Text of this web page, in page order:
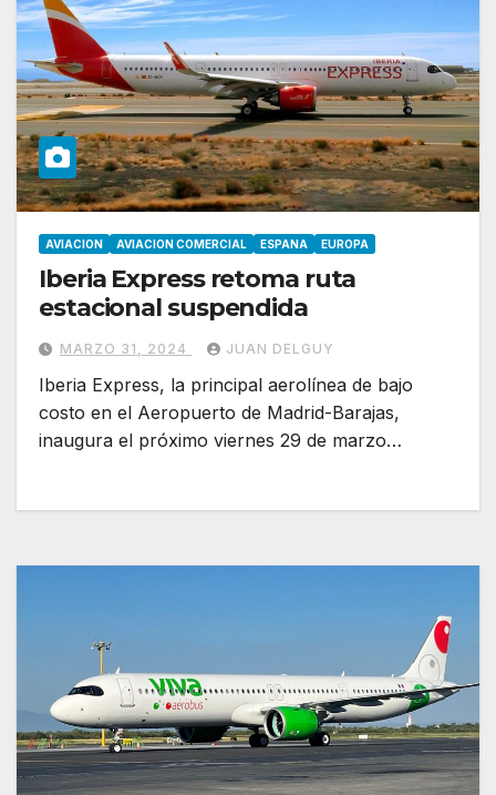
AVIACION AVIACION COMERCIAL ESPANA EUROPA
Iberia Express retoma ruta
estacional suspendida
MARZO 31, 2024 JUAN DELGUY
Iberia Express, la principal aerolínea de bajo
costo en el Aeropuerto de Madrid-Barajas,
inaugura el próximo viernes 29 de marzo…